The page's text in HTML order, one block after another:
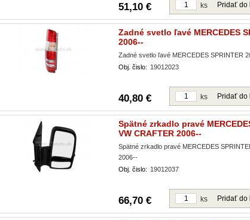
51,10 € Pridať do
ks
Zadné svetlo ľavé MERCEDES
2006--
Zadné svetlo ľavé MERCEDES SPRINTER
Obj. čislo: 19012023
40,80 € Pridať do
ks
Spätné zrkadlo pravé
VW CRAFTER 2006--
Spätné zrkadlo pravé MERCEDES
2006--
Obj. čislo: 19012037
66,70 € Pridať do
ks